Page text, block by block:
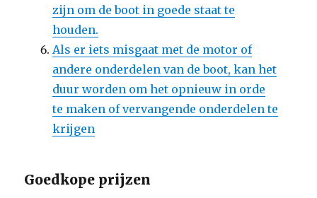
zijn om de boot in goede staat te
houden.
Als er iets misgaat met de motor of
andere onderdelen van de boot, kan het
duur worden om het opnieuw in orde
te maken of vervangende onderdelen te
krijgen
Goedkope prijzen